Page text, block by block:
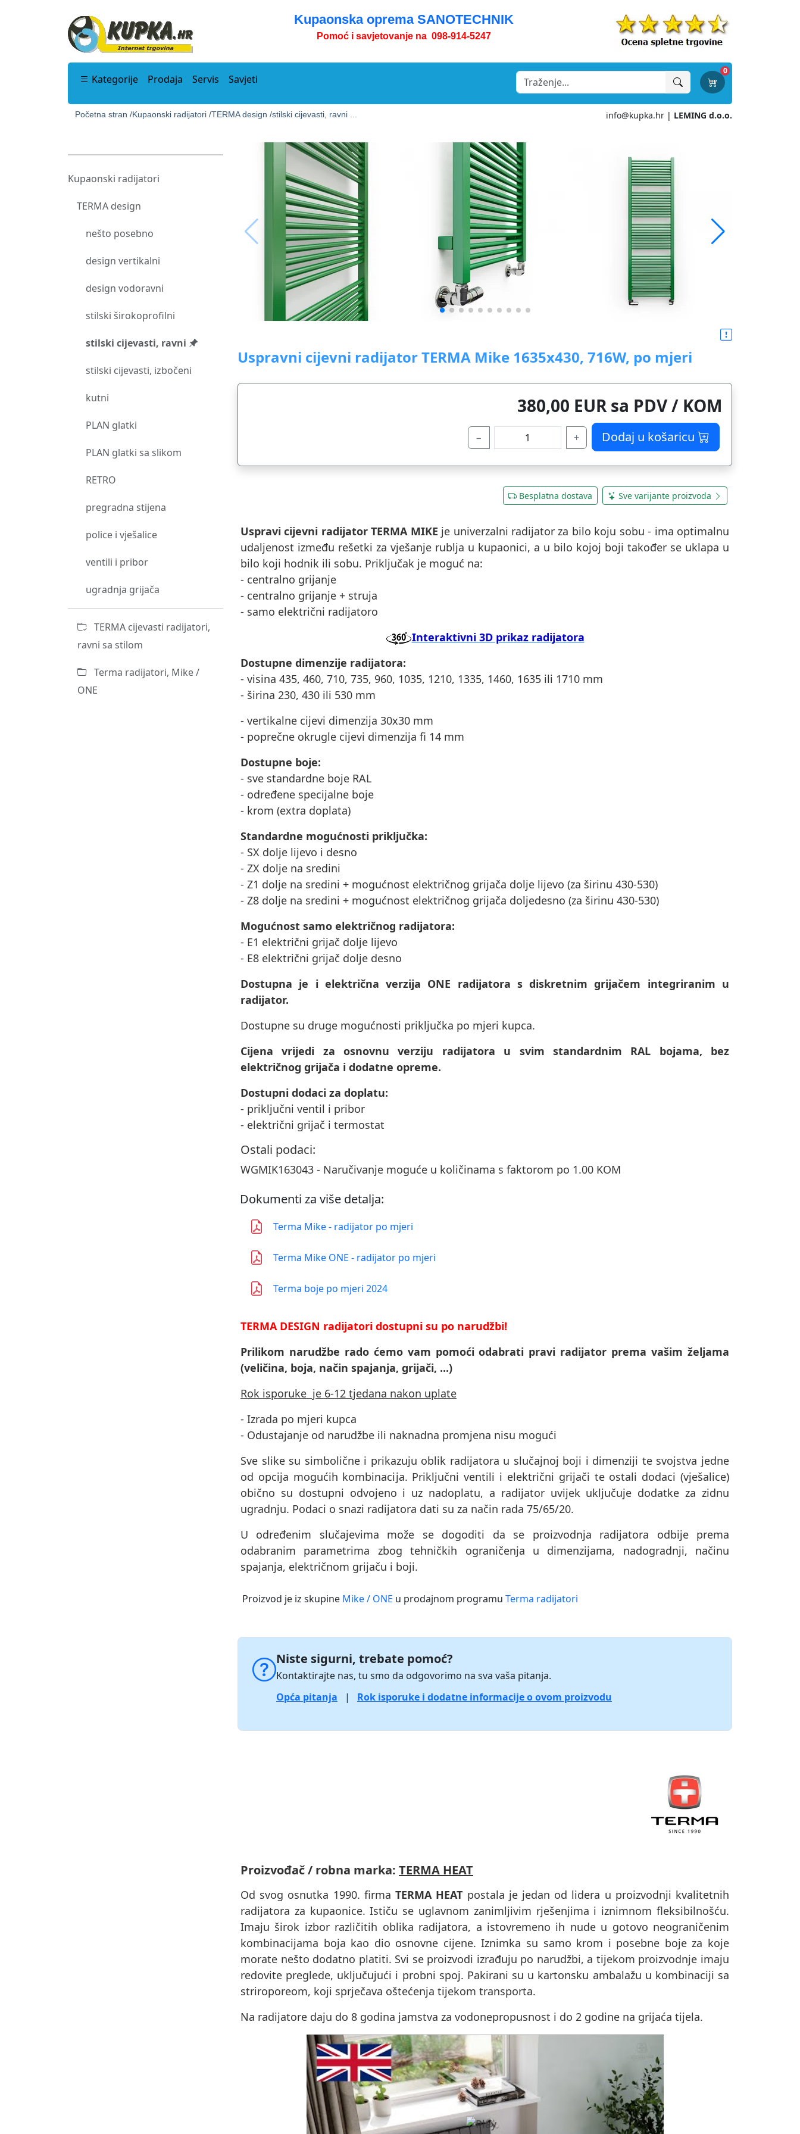
Kupaonska oprema SANOTECHNIK
Pomoć i savjetovanje na 098-914-5247
Kategorije Prodaja Servis Savjeti
0
Početna stran /Kupaonski radijatori /TERMA design /stilski cijevasti, ravni ... info@kupka.hr | LEMING d.o.o.
Kupaonski radijatori
TERMA design
nešto posebno
design vertikalni
design vodoravni
stilski širokoprofilni
stilski cijevasti, ravni
stilski cijevasti, izbočeni
kutni
PLAN glatki
PLAN glatki sa slikom
RETRO
pregradna stijena
police i vješalice
ventili i pribor
ugradnja grijača
TERMA cijevasti radijatori,
ravni sa stilom
Terma radijatori, Mike /
ONE
Uspravni cijevni radijator TERMA Mike 1635x430, 716W, po mjeri
380,00 EUR sa PDV / KOM
− + Dodaj u košaricu
Besplatna dostava Sve varijante proizvoda
Uspravi cijevni radijator TERMA MIKE je univerzalni radijator za bilo koju sobu - ima optimalnu
udaljenost između rešetki za vješanje rublja u kupaonici, a u bilo kojoj boji također se uklapa u
bilo koji hodnik ili sobu. Priključak je moguć na:
- centralno grijanje
- centralno grijanje + struja
- samo električni radijatoro
Interaktivni 3D prikaz radijatora
Dostupne dimenzije radijatora:
- visina 435, 460, 710, 735, 960, 1035, 1210, 1335, 1460, 1635 ili 1710 mm
- širina 230, 430 ili 530 mm
- vertikalne cijevi dimenzija 30x30 mm
- poprečne okrugle cijevi dimenzija fi 14 mm
Dostupne boje:
- sve standardne boje RAL
- određene specijalne boje
- krom (extra doplata)
Standardne mogućnosti priključka:
- SX dolje lijevo i desno
- ZX dolje na sredini
- Z1 dolje na sredini + mogućnost električnog grijača dolje lijevo (za širinu 430-530)
- Z8 dolje na sredini + mogućnost električnog grijača doljedesno (za širinu 430-530)
Mogućnost samo električnog radijatora:
- E1 električni grijač dolje lijevo
- E8 električni grijač dolje desno
Dostupna je i električna verzija ONE radijatora s diskretnim grijačem integriranim u
radijator.
Dostupne su druge mogućnosti priključka po mjeri kupca.
Cijena vrijedi za osnovnu verziju radijatora u svim standardnim RAL bojama, bez
električnog grijača i dodatne opreme.
Dostupni dodaci za doplatu:
- priključni ventil i pribor
- električni grijač i termostat
Ostali podaci:
WGMIK163043 - Naručivanje moguće u količinama s faktorom po 1.00 KOM
Dokumenti za više detalja:
Terma Mike - radijator po mjeri
Terma Mike ONE - radijator po mjeri
Terma boje po mjeri 2024
TERMA DESIGN radijatori dostupni su po narudžbi!
Prilikom narudžbe rado ćemo vam pomoći odabrati pravi radijator prema vašim željama
(veličina, boja, način spajanja, grijači, ...)
Rok isporuke je 6-12 tjedana nakon uplate
- Izrada po mjeri kupca
- Odustajanje od narudžbe ili naknadna promjena nisu mogući
Sve slike su simbolične i prikazuju oblik radijatora u slučajnoj boji i dimenziji te svojstva jedne
od opcija mogućih kombinacija. Priključni ventili i električni grijači te ostali dodaci (vješalice)
obično su dostupni odvojeno i uz nadoplatu, a radijator uvijek uključuje dodatke za zidnu
ugradnju. Podaci o snazi ​​radijatora dati su za način rada 75/65/20.
U određenim slučajevima može se dogoditi da se proizvodnja radijatora odbije prema
odabranim parametrima zbog tehničkih ograničenja u dimenzijama, nadogradnji, načinu
spajanja, električnom grijaču i boji.
Proizvod je iz skupine Mike / ONE u prodajnom programu Terma radijatori
Niste sigurni, trebate pomoć?
Kontaktirajte nas, tu smo da odgovorimo na sva vaša pitanja.
Opća pitanja
| Rok isporuke i dodatne informacije o ovom proizvodu
Proizvođač / robna marka: TERMA HEAT
Od svog osnutka 1990. firmaTERMA HEAT postala je jedan od lidera u proizvodnji kvalitetnih
radijatora za kupaonice. Ističu se uglavnom zanimljivim rješenjima i iznimnom fleksibilnošću.
Imaju širok izbor različitih oblika radijatora, a istovremeno ih nude u gotovo neograničenim
kombinacijama boja kao dio osnovne cijene. Iznimka su samo krom i posebne boje za koje
morate nešto dodatno platiti. Svi se proizvodi izrađuju po narudžbi, a tijekom proizvodnje imaju
redovite preglede, uključujući i probni spoj. Pakirani su u kartonsku ambalažu u kombinaciji sa
striroporeom, koji sprječava oštećenja tijekom transporta.
Na radijatore daju do 8 godina jamstva za vodonepropusnost i do 2 godine na grijaća tijela.